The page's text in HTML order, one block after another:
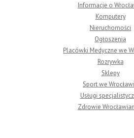
Informacje o
Komputery
Nieruchomości
Ogłoszenia
Placówki Medyczne we
Rozrywka
Sklepy
Sport we
Usługi
Zdrowie